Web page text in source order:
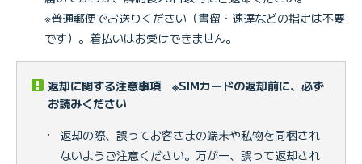
※普通郵便でお送りください（書留・速達などの指定は不要
です）。着払いはお受けできません。
返却に関する注意事項 ※SIMカードの返却前に、必ず
お読みください
・
返却の際、誤ってお客さまの端末や私物を同梱され
ないようご注意ください。万が一、誤って返却され